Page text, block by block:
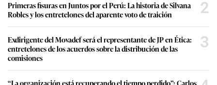
Primeras fisuras en Juntos por el Perú: La historia de Silvana
Robles y los entretelones del aparente voto de traición
2
Exdirigente del Movadef será el representante de JP en Ética:
entretelones de los acuerdos sobre la distribución de las
comisiones
3
“La organización está recuperando el tiempo perdido”: Carlos